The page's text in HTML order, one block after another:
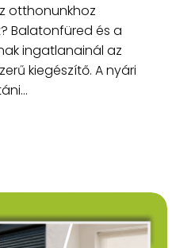
otthonunkhoz
Balatonfüred és a
ingatlanainál az
kiegészítő. A nyári